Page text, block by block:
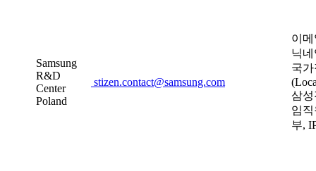
Samsung
R&D
Center
Poland
stizen.contact@samsung.com
이
닉
국
삼
임
부,